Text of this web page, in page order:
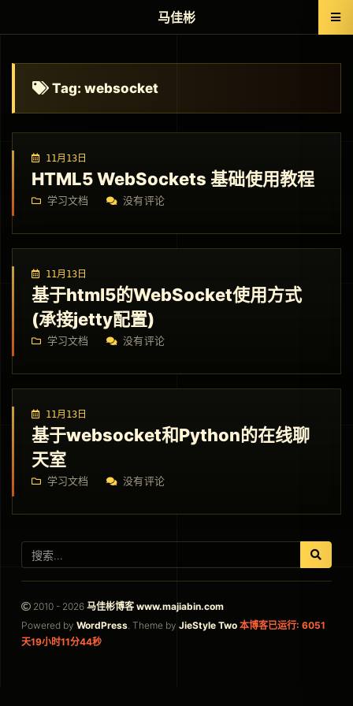
Tag: websocket
11月13日
HTML5 WebSockets 基础使用教程
学习文档 没有评论
11月13日
基于html5的WebSocket使用方式
(承接jetty配置)
学习文档 没有评论
11月13日
基于websocket和Python的在线聊
天室
学习文档 没有评论
2010 - 2026 马佳彬博客 www.majiabin.com
Powered by WordPress. Theme by JieStyle Two 本博客已运行: 6051
天19小时11分44秒
马佳彬